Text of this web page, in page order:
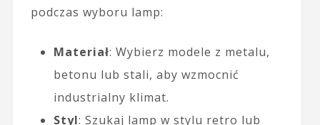
podczas wyboru lamp:
Materiał: Wybierz modele z metalu,
betonu lub stali, aby wzmocnić
industrialny klimat.
Styl: Szukaj lamp w stylu retro lub